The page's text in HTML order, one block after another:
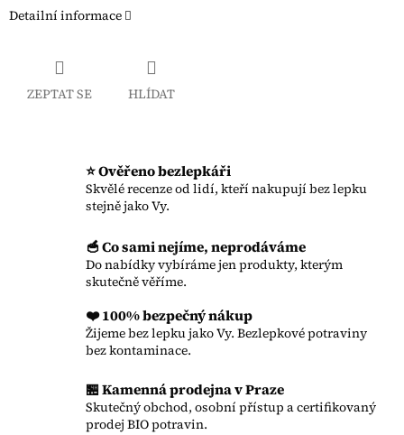
Detailní informace
ZEPTAT SE HLÍDAT
⭐ Ověřeno bezlepkáři
Skvělé recenze od lidí, kteří nakupují bez lepku
stejně jako Vy.
🥣 Co sami nejíme, neprodáváme
Do nabídky vybíráme jen produkty, kterým
skutečně věříme.
❤️ 100% bezpečný nákup
Žijeme bez lepku jako Vy. Bezlepkové potraviny
bez kontaminace.
🏪 Kamenná prodejna v Praze
Skutečný obchod, osobní přístup a certifikovaný
prodej BIO potravin.